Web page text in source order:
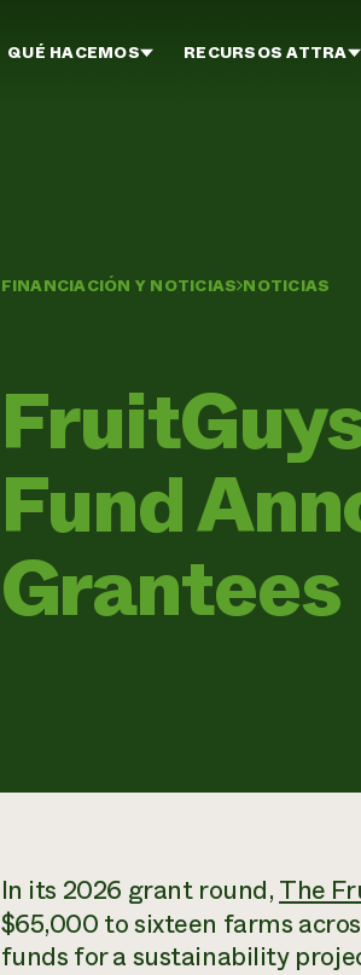
QUÉ HACEMOS RECURSOS ATTRA
FINANCIACIÓN Y NOTICIAS NOTICIAS
Fund
Grantees
In its 2026 grant round, The
$65,000 to sixteen farms
funds for a sustainability